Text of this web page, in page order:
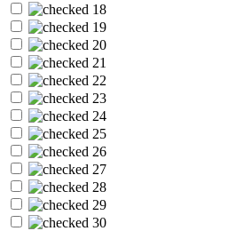
18
19
20
21
22
23
24
25
26
27
28
29
30